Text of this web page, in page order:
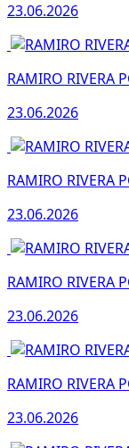
23.06.2026
RAMIRO RIVERA
23.06.2026
RAMIRO RIVERA
23.06.2026
RAMIRO RIVERA
23.06.2026
RAMIRO RIVERA
23.06.2026